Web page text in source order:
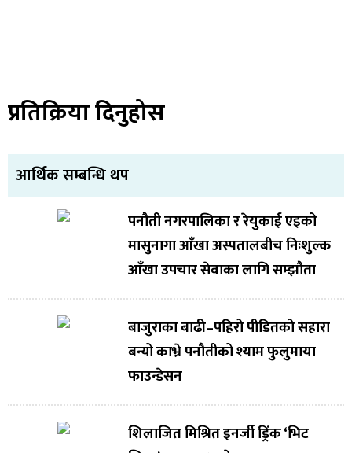
प्रतिक्रिया दिनुहोस
आर्थिक सम्बन्धि थप
पनौती नगरपालिका र रेयुकाई एइको
मासुनागा आँखा अस्पतालबीच निःशुल्क
आँखा उपचार सेवाका लागि सम्झौता
बाजुराका बाढी–पहिरो पीडितको सहारा
बन्यो काभ्रे पनौतीको श्याम फुलुमाया
फाउन्डेसन
शिलाजित मिश्रित इनर्जी ड्रिंक ‘भिट